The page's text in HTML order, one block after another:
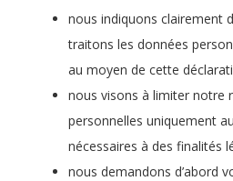
nous indiquons clairement
traitons les données
au moyen de cette
nous visons à limiter notre
personnelles uniquement
nécessaires à des finalités
nous demandons d’abord